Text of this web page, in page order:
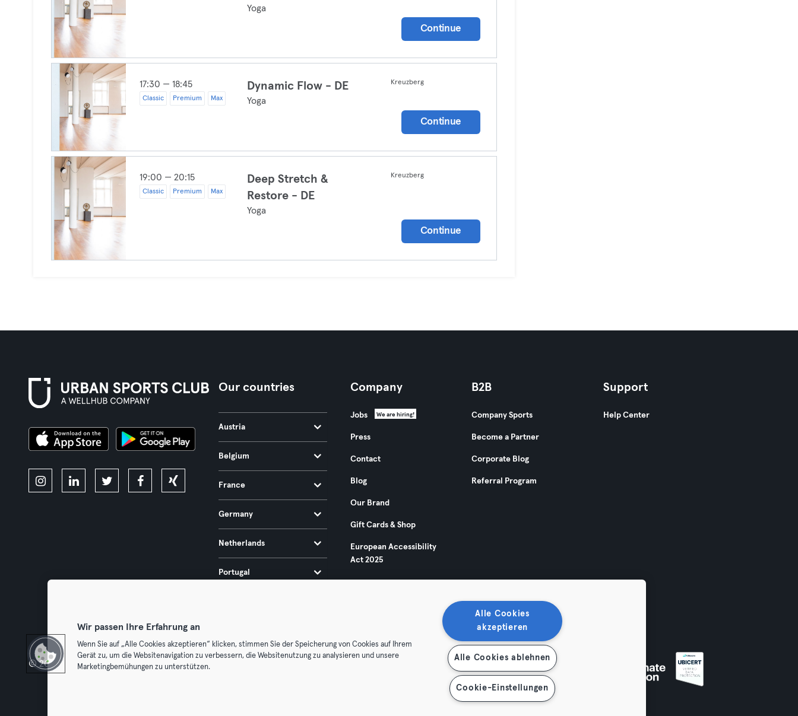
Yoga
Continue
17:30 — 18:45
Classic Premium Max
Dynamic Flow - DE
Yoga
Kreuzberg
Continue
19:00 — 20:15
Classic Premium Max
Deep Stretch &
Restore - DE
Yoga
Kreuzberg
Continue
Our countries
Austria
Belgium
France
Germany
Netherlands
Portugal
Company
Jobs We are hiring!
Press
Contact
Blog
Our Brand
Gift Cards & Shop
European Accessibility
Act 2025
B2B
Company Sports
Become a Partner
Corporate Blog
Referral Program
Support
Help Center
© 2026 Urban Sports Group GmbH. All rights reserved. Terminate contracts here
Wir passen Ihre Erfahrung an
Wenn Sie auf „Alle Cookies akzeptieren“ klicken, stimmen Sie der Speicherung von Cookies auf Ihrem
Gerät zu, um die Websitenavigation zu verbessern, die Websitenutzung zu analysieren und unsere
Marketingbemühungen zu unterstützen.
Alle Cookies
akzeptieren
Alle Cookies ablehnen
Cookie-Einstellungen